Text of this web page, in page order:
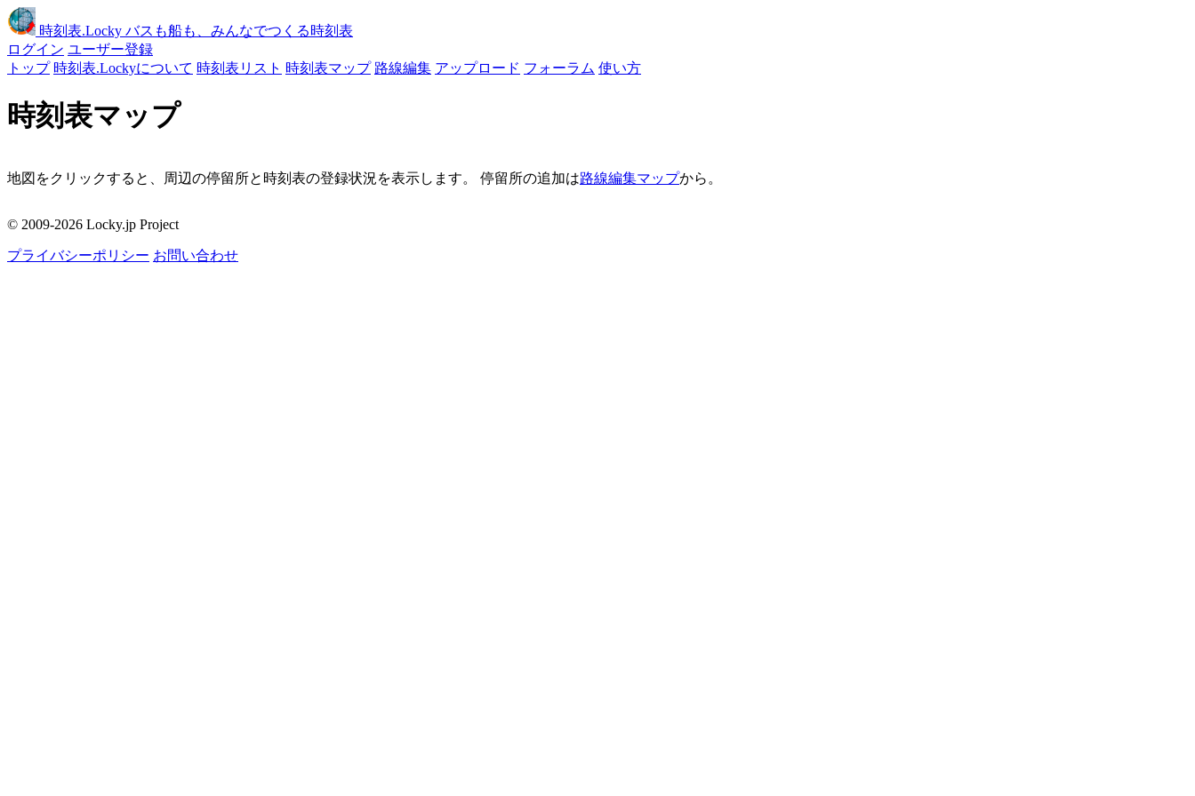
時刻表.Locky バスも船も、みんなでつくる時刻表
ログイン ユーザー登録
トップ 時刻表.Lockyについて 時刻表リスト 時刻表マップ 路線編集 アップロード フォーラム 使い方
時刻表マップ
地図をクリックすると、周辺の停留所と時刻表の登録状況を表示します。 停留所の追加は路線編集マップから。
周辺の停留所
© 2009-2026 Locky.jp Project
プライバシーポリシー お問い合わせ